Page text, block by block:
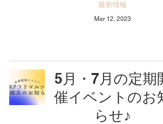
最新情報
Mar 12, 2023
5月・7月の定期開
催イベントのお知
らせ♪